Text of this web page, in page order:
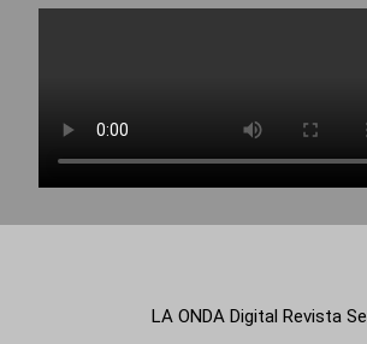
LA ONDA Digital Revista